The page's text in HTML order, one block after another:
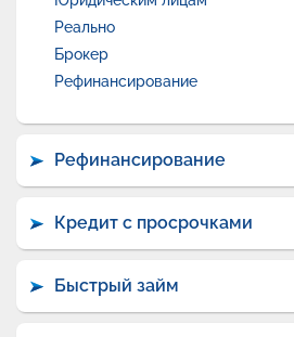
Реально
Брокер
Рефинансирование
Рефинансирование
Кредит с просрочками
Быстрый займ